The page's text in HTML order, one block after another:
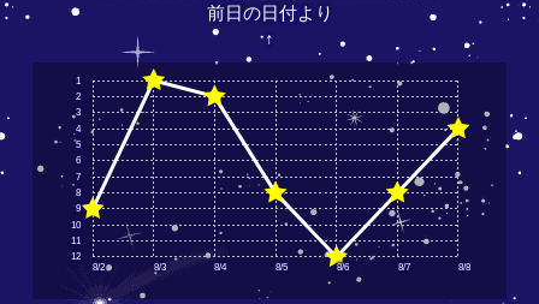
前日の日付より
↑
8/2 8/3 8/4 8/5 8/6 8/7 8/8
12
11
10
9
8
7
6
5
4
3
2
1